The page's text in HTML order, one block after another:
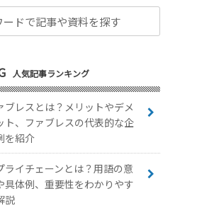
人気記事ランキング
ブレスとは？メリットやデメ
ト、ファブレスの代表的な企
を紹介
ライチェーンとは？用語の意
具体例、重要性をわかりやす
説